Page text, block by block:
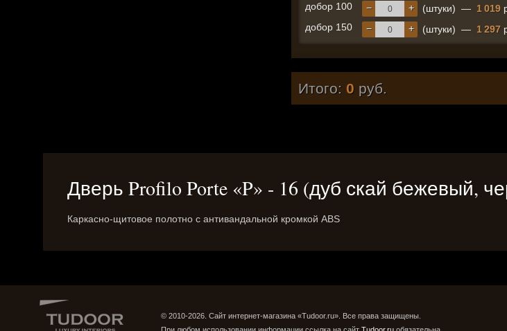
добор 100
+
− (штуки) — 1 019
добор 150 +
− (штуки) — 1 297
Итого: 0 руб.
Дверь Profilo Porte «P» - 16 (дуб скай бежевый,
Каркасно-щитовое полотно c антивандальной кромкой ABS
© 2010-2026. Сайт интернет-магазина «Tudoor.ru». Все права защищены.